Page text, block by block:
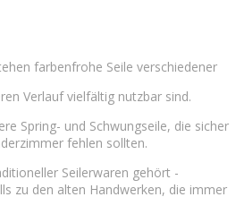
farbenfrohe ­Seile ­verschiedener
Verlauf ­vielfältig nutzbar sind.
Spring- und Schwungseile, die sicher
fehlen sollten.
Seilerwaren ­gehört
zu den alten ­Handwerken, die immer